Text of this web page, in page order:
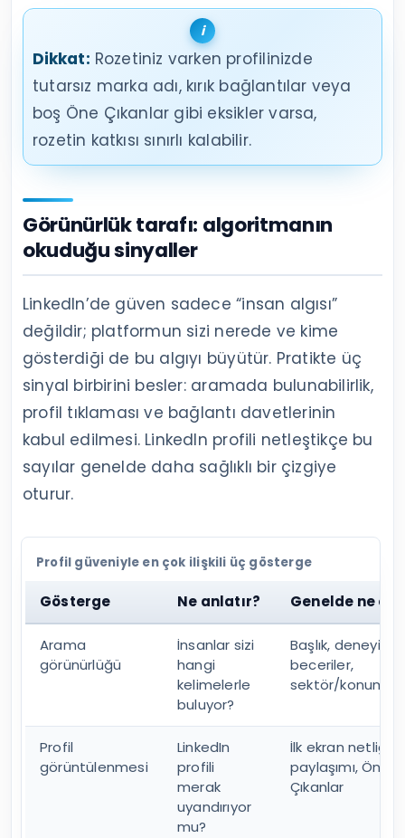
Dikkat: Rozetiniz varken profilinizde
tutarsız marka adı, kırık bağlantılar veya
boş Öne Çıkanlar gibi eksikler varsa,
rozetin katkısı sınırlı kalabilir.
Görünürlük tarafı: algoritmanın
okuduğu sinyaller
LinkedIn’de güven sadece “insan algısı”
değildir; platformun sizi nerede ve kime
gösterdiği de bu algıyı büyütür. Pratikte üç
sinyal birbirini besler: aramada bulunabilirlik,
profil tıklaması ve bağlantı davetlerinin
kabul edilmesi. LinkedIn profili netleştikçe bu
sayılar genelde daha sağlıklı bir çizgiye
oturur.
Profil güveniyle en çok ilişkili üç gösterge
Gösterge Ne anlatır? Genelde ne
Arama
görünürlüğü
İnsanlar sizi
hangi
kelimelerle
buluyor?
Başlık, deneyim
beceriler,
sektör/konum
Profil
görüntülenmesi
LinkedIn
profili
merak
uyandırıyor
mu?
İlk ekran netliği,
paylaşımı, Öne
Çıkanlar